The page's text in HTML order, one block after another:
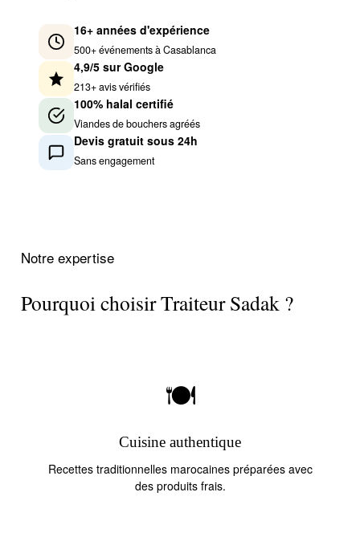
16+ années d'expérience
500+ événements à Casablanca
4,9/5 sur Google
213+ avis vérifiés
100% halal certifié
Viandes de bouchers agréés
Devis gratuit sous 24h
Sans engagement
Notre expertise
Pourquoi choisir Traiteur Sadak ?
🍽️
Cuisine authentique
Recettes traditionnelles marocaines préparées avec
des produits frais.